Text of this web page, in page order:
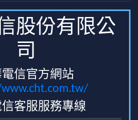
股份有限公
司
電信官方網站
客服服務專線